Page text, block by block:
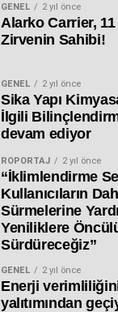
GENEL 2 yıl önce
Alarko Carrier, 11
Zirvenin Sahibi!
GENEL 2 yıl önce
Sika Yapı
İlgili
devam ediyor
RÖPORTAJ 2 yıl önce
“İklimlendirme
Kullanıcıların
Sürmelerine
Yeniliklere
Sürdüreceğiz”
GENEL 2 yıl önce
Enerji
yalıtımından